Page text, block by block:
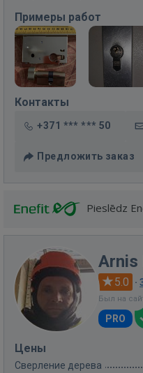
Примеры работ
Контакты
+371 *** *** 50
Предложить заказ
Pieslēdz
Arnis
5.0 ·
Был на
PRO
Цены
Сверление дерева